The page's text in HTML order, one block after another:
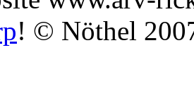
! © Nöthel